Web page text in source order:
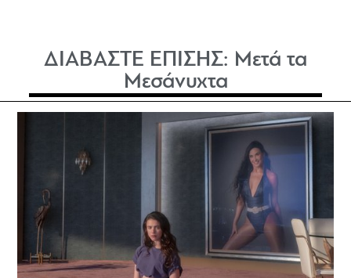
ΔΙΑΒΑΣΤΕ ΕΠΙΣΗΣ: Μετά τα
Μεσάνυχτα